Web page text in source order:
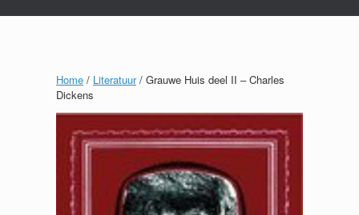
Home / Literatuur/ Grauwe Huis deel II – Charles
Dickens